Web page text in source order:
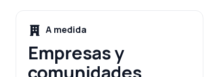
A medida
Empresas y